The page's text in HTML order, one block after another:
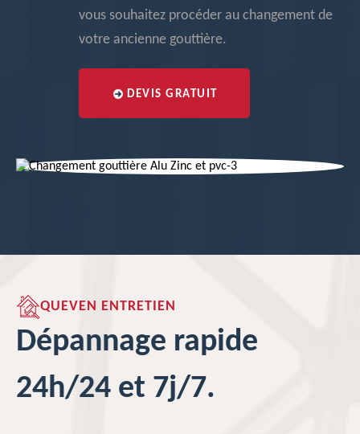
vous souhaitez procéder au changement de
votre ancienne gouttière.
DEVIS GRATUIT
QUEVEN ENTRETIEN
Dépannage rapide
24h/24 et 7j/7.